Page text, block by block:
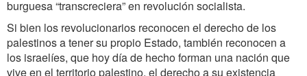
burguesa “transcreciera” en revolución socialista.
Si bien los revolucionarios reconocen el derecho de los
palestinos a tener su propio Estado, también reconocen a
los israelíes, que hoy día de hecho forman una nación que
vive en el territorio palestino, el derecho a su existencia